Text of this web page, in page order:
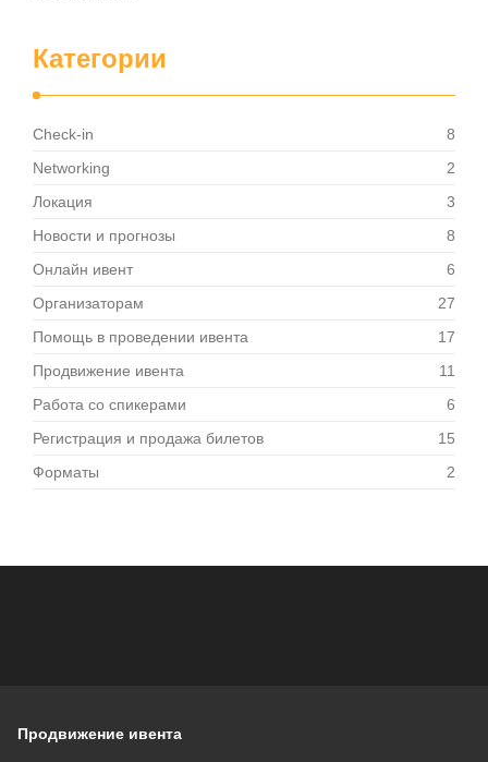
Категории
Check-in
8
Networking
2
Локация
3
Новости и прогнозы
8
Онлайн ивент
6
Организаторам
27
Помощь в проведении ивента
17
Продвижение ивента
11
Работа со спикерами
6
Регистрация и продажа билетов
15
Форматы
2
Продвижение ивента